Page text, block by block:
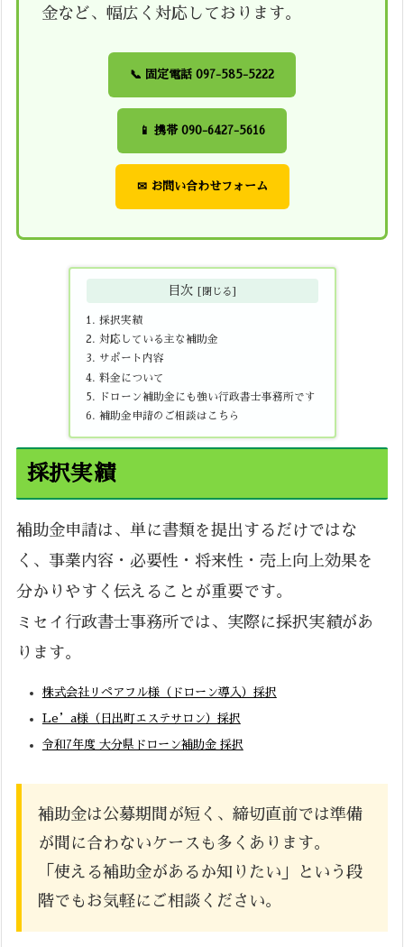
金など、幅広く対応しております。
📞 固定電話 097-585-5222
📱 携帯 090-6427-5616
✉ お問い合わせフォーム
目次
採択実績
対応している主な補助金
サポート内容
料金について
ドローン補助金にも強い行政書士事務所です
補助金申請のご相談はこちら
採択実績
補助金申請は、単に書類を提出するだけではな
く、事業内容・必要性・将来性・売上向上効果を
分かりやすく伝えることが重要です。
ミセイ行政書士事務所では、実際に採択実績があ
ります。
株式会社リペアフル様（ドローン導入）採択
Le’a様（日出町エステサロン）採択
令和7年度 大分県ドローン補助金 採択
補助金は公募期間が短く、締切直前では準備
が間に合わないケースも多くあります。
「使える補助金があるか知りたい」という段
階でもお気軽にご相談ください。